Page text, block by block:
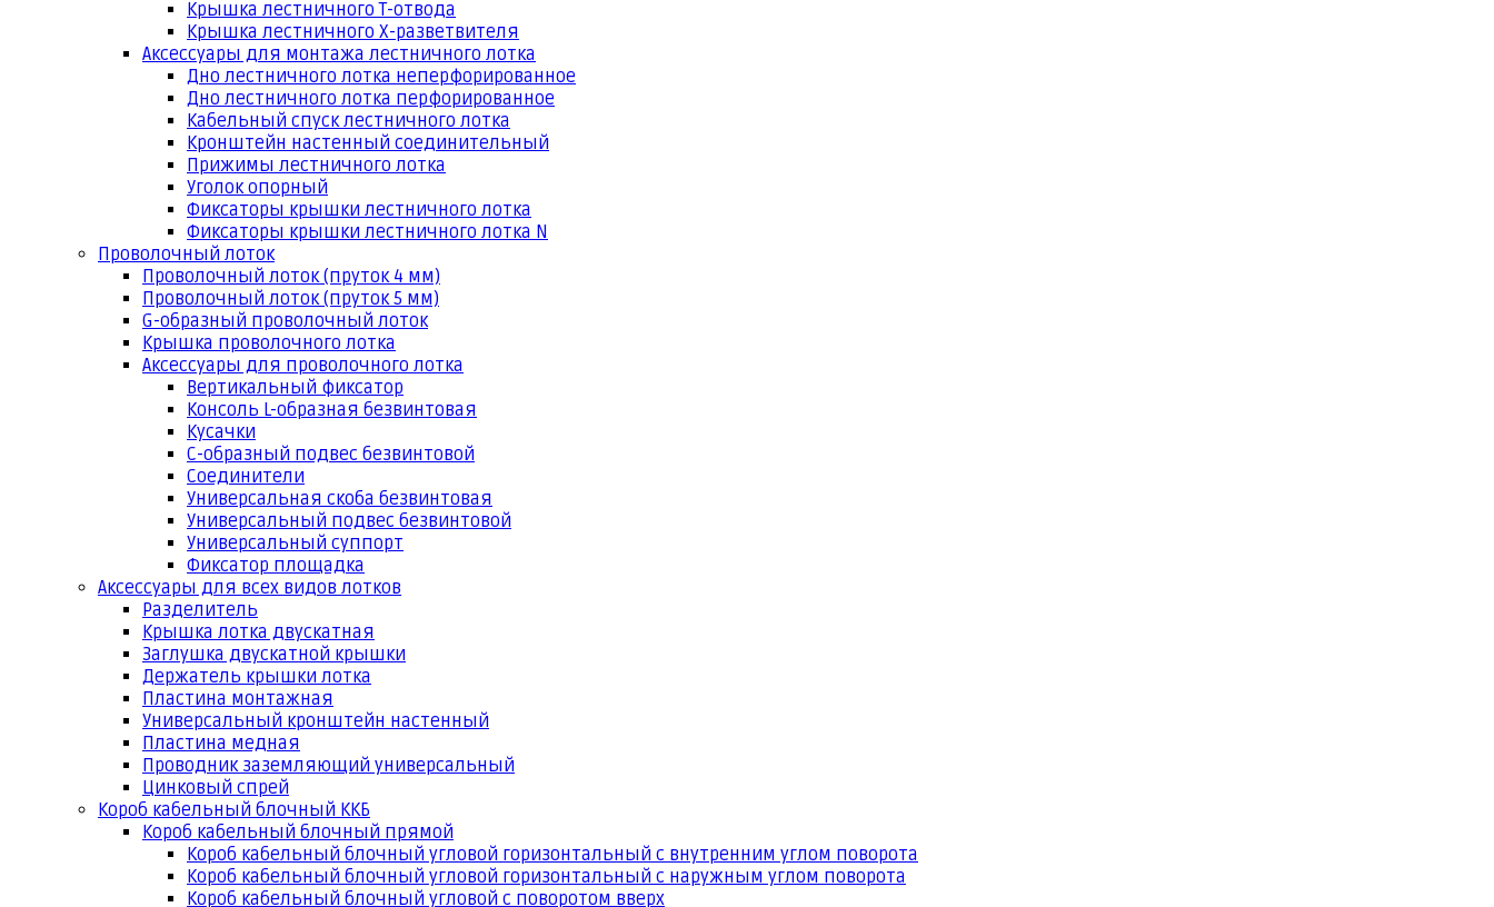
Крышка лестничного Т-отвода
Крышка лестничного Х-разветвителя
Аксессуары для монтажа лестничного лотка
Дно лестничного лотка неперфорированное
Дно лестничного лотка перфорированное
Кабельный спуск лестничного лотка
Кронштейн настенный соединительный
Прижимы лестничного лотка
Уголок опорный
Фиксаторы крышки лестничного лотка
Фиксаторы крышки лестничного лотка N
Проволочный лоток
Проволочный лоток (пруток 4 мм)
Проволочный лоток (пруток 5 мм)
G-образный проволочный лоток
Крышка проволочного лотка
Аксессуары для проволочного лотка
Вертикальный фиксатор
Консоль L-образная безвинтовая
Кусачки
С-образный подвес безвинтовой
Соединители
Универсальная скоба безвинтовая
Универсальный подвес безвинтовой
Универсальный суппорт
Фиксатор площадка
Аксессуары для всех видов лотков
Разделитель
Крышка лотка двускатная
Заглушка двускатной крышки
Держатель крышки лотка
Пластина монтажная
Универсальный кронштейн настенный
Пластина медная
Проводник заземляющий универсальный
Цинковый спрей
Короб кабельный блочный ККБ
Короб кабельный блочный прямой
Короб кабельный блочный угловой горизонтальный с внутренним углом поворота
Короб кабельный блочный угловой горизонтальный с наружным углом поворота
Короб кабельный блочный угловой с поворотом вверх